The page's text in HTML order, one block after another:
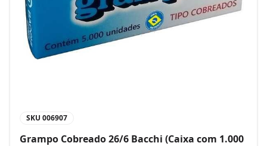
SKU 006907
Grampo Cobreado 26/6 Bacchi (Caixa com 1.000